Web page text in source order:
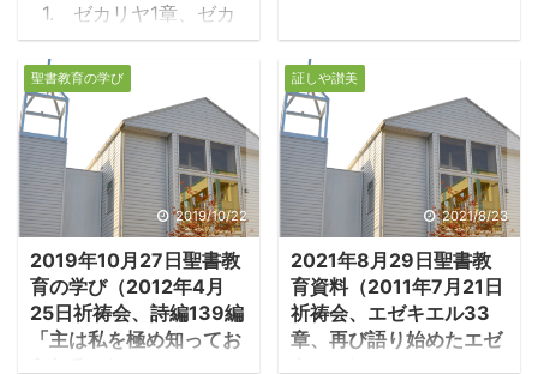
1. ゼカリヤ1章、ゼカ
リヤの見た幻 1.1 ゼカリ
ヤ書とはどのような書か
・前538年ユダの人々
は70年間のバビロン捕囚
から故国帰還を許され、
帰国した彼らはエルサレ
ム神殿再建工事を始める
が、先住者の妨害や経済
的困難で再建は頓挫す
る。前520年、預言者ハ
ガイが神殿再建のために
聖書教育の学び
2019/10/22
2019年10月27日聖書教
育の学び（2012年4月
25日祈祷会、詩編139編
「主は私を極め知ってお
証しや讃美
2021/8/23
2021年8月29日聖書教
育資料（2011年7月21日
祈祷会、エゼキエル33
章、再び語り始めたエゼ